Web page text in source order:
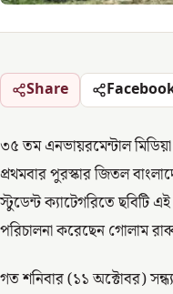
Share
৩৫ তম এনভায়রমেন্টাল
প্রথমবার পুরস্কার জিতল
স্টুডেন্ট ক্যাটেগরিতে ছবিটি
পরিচালনা করেছেন গোলাম
গত শনিবার (১১ অক্টোবর)